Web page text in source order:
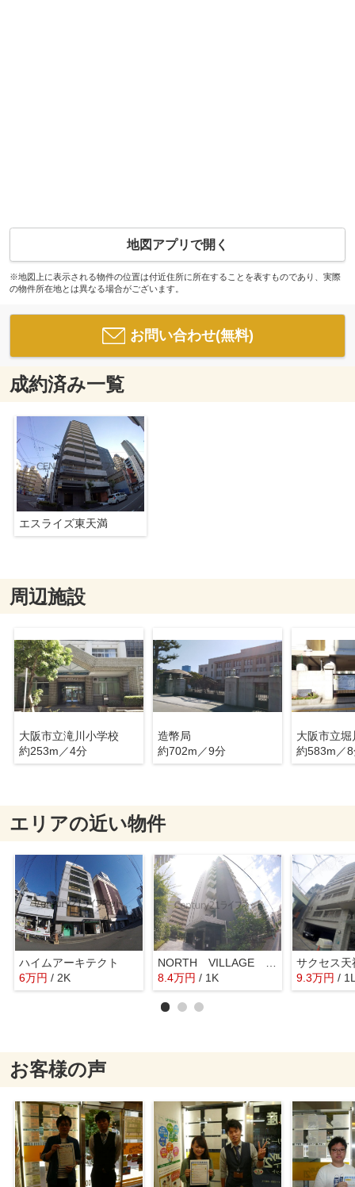
地図アプリで開く
※地図上に表示される物件の位置は付近住所に所在することを表すものであり、実際
の物件所在地とは異なる場合がございます。
お問い合わせ(無料)
成約済み一覧
エスライズ東天満
周辺施設
大阪市立滝川小学校
約253m／4分
造幣局
約702m／9分
大阪市立堀
約583m／
エリアの近い物件
ハイムアーキテクト
6万円 / 2K
8.4万円 / 1K 9.3万円 /
お客様の声